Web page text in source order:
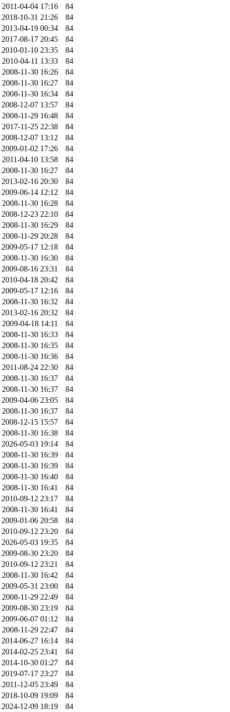
2011-04-04 17:16
84
2018-10-31 21:26
84
2013-04-19 00:34
84
2017-08-17 20:45
84
2010-01-10 23:35
84
2010-04-11 13:33
84
2008-11-30 16:26
84
2008-11-30 16:27
84
2008-11-30 16:34
84
2008-12-07 13:57
84
2008-11-29 16:48
84
2017-11-25 22:38
84
2008-12-07 13:12
84
2009-01-02 17:26
84
2011-04-10 13:58
84
2008-11-30 16:27
84
2013-02-16 20:30
84
2009-06-14 12:12
84
2008-11-30 16:28
84
2008-12-23 22:10
84
2008-11-30 16:29
84
2008-11-29 20:28
84
2009-05-17 12:18
84
2008-11-30 16:30
84
2009-08-16 23:31
84
2010-04-18 20:42
84
2009-05-17 12:16
84
2008-11-30 16:32
84
2013-02-16 20:32
84
2009-04-18 14:11
84
2008-11-30 16:33
84
2008-11-30 16:35
84
2008-11-30 16:36
84
2011-08-24 22:30
84
2008-11-30 16:37
84
2008-11-30 16:37
84
2009-04-06 23:05
84
2008-11-30 16:37
84
2008-12-15 15:57
84
2008-11-30 16:38
84
2026-05-03 19:14
84
2008-11-30 16:39
84
2008-11-30 16:39
84
2008-11-30 16:40
84
2008-11-30 16:41
84
2010-09-12 23:17
84
2008-11-30 16:41
84
2009-01-06 20:58
84
2010-09-12 23:20
84
2026-05-03 19:35
84
2009-08-30 23:20
84
2010-09-12 23:21
84
2008-11-30 16:42
84
2009-05-31 23:00
84
2008-11-29 22:49
84
2009-08-30 23:19
84
2009-06-07 01:12
84
2008-11-29 22:47
84
2014-06-27 16:14
84
2014-02-25 23:41
84
2014-10-30 01:27
84
2019-07-17 23:27
84
2011-12-05 23:49
84
2018-10-09 19:09
84
2024-12-09 18:19
84